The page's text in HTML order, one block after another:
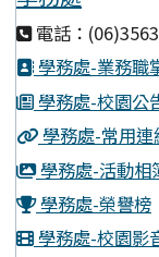
電話：
學務處-業務職
學務處-校園公
學務處-常用連
學務處-活動相
學務處-榮譽榜
學務處-校園影